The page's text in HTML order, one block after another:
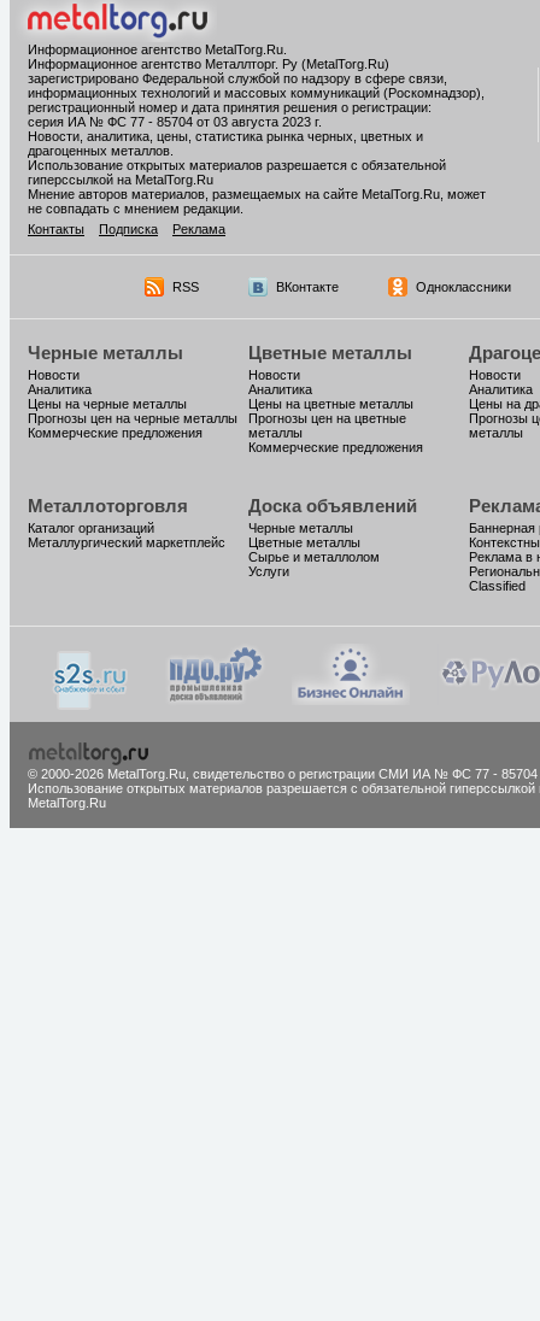
Информационное агентство MetalTorg.Ru
Информационное агентство Металлторг. Ру (MetalTorg.Ru)
зарегистрировано Федеральной службой по надзору в сфере связи,
информационных технологий и массовых коммуникаций (Роскомнадзор),
регистрационный номер и дата принятия решения о регистрации:
серия ИА № ФС 77 - 85704 от 03 августа 2023 г.
Новости, аналитика, цены, статистика рынка черных, цветных и
драгоценных металлов.
Использование открытых материалов разрешается с обязательной
гиперссылкой на MetalTorg.Ru
Мнение авторов материалов, размещаемых на сайте MetalTorg.Ru, может
не совпадать с мнением редакции.
Контакты
Подписка Реклама
RSS ВКонтакте Одноклассники
Черные металлы
Новости
Аналитика
Цены на черные металлы
Прогнозы цен на черные металлы
Коммерческие предложения
Цветные металлы
Новости
Аналитика
Цены на цветные металлы
Прогнозы цен на цветные
металлы
Коммерческие предложения
Новости
Аналитика
Цены на
Прогнозы
металлы
Металлоторговля
Каталог организаций
Металлургический маркетплейс
Доска объявлений
Черные металлы
Цветные металлы
Сырье и металлолом
Услуги
Баннерная
Реклама в
Classified
© 2000-2026 MetalTorg.Ru, cвидетельство о регистрации СМИ ИА № ФС 77 - 85704
Использование открытых материалов разрешается с обязательной гиперссылкой
MetalTorg.Ru